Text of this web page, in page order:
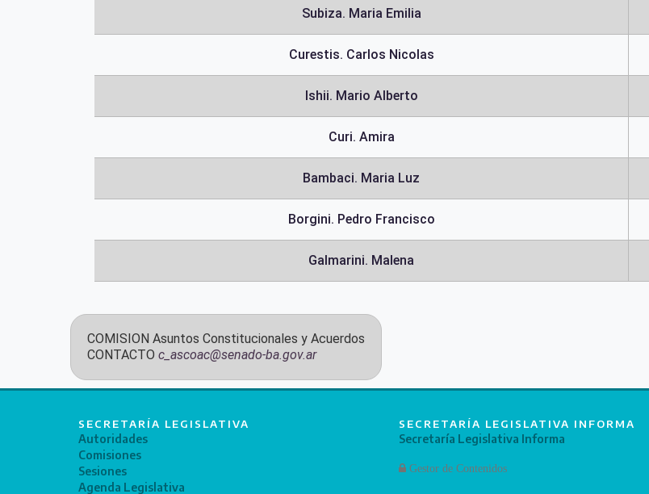
Subiza. Maria Emilia
Curestis. Carlos Nicolas
Ishii. Mario Alberto
Curi. Amira
Bambaci. Maria Luz
Borgini. Pedro Francisco
Galmarini. Malena
COMISION Asuntos Constitucionales y Acuerdos
CONTACTO c_ascoac@senado-ba.gov.ar
SECRETARÍA LEGISLATIVA
Autoridades
Comisiones
Sesiones
Agenda Legislativa
SECRETARÍA LEGISLATIVA INFORMA
Secretaría Legislativa Informa
Gestor de Contenidos